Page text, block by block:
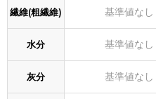
繊維(粗繊維) 基準値なし
水分 基準値なし
灰分 基準値なし